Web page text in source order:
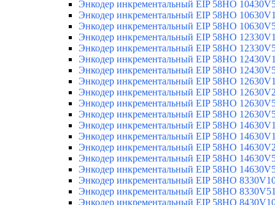
Энкодер инкрементальный EIP 58HO
Энкодер инкрементальный EIP 58HO
Энкодер инкрементальный EIP 58HO
Энкодер инкрементальный EIP 58HO
Энкодер инкрементальный EIP 58HO
Энкодер инкрементальный EIP 58HO
Энкодер инкрементальный EIP 58HO
Энкодер инкрементальный EIP 58HO
Энкодер инкрементальный EIP 58HO
Энкодер инкрементальный EIP 58HO
Энкодер инкрементальный EIP 58HO
Энкодер инкрементальный EIP 58HO
Энкодер инкрементальный EIP 58HO
Энкодер инкрементальный EIP 58HO
Энкодер инкрементальный EIP 58HO
Энкодер инкрементальный EIP 58HO
Энкодер инкрементальный EIP 58HO
Энкодер инкрементальный EIP 58HO
Энкодер инкрементальный EIP 58HO